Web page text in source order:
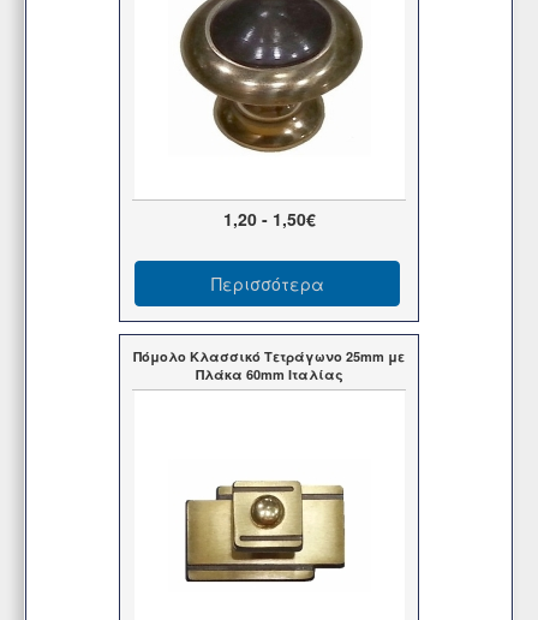
1,20 - 1,50€
Περισσότερα
Πόμολο Κλασσικό Τετράγωνο 25mm με
Πλάκα 60mm Ιταλίας